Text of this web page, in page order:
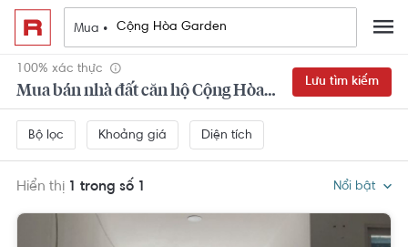
Mua •
100% xác thực
Mua bán nhà đất căn hộ Cộng Hòa Garden Tân Bình đẹp,
Lưu tìm kiếm
Bộ lọc Khoảng giá Diện tích
Hiển thị 1 trong số 1 Nổi bật